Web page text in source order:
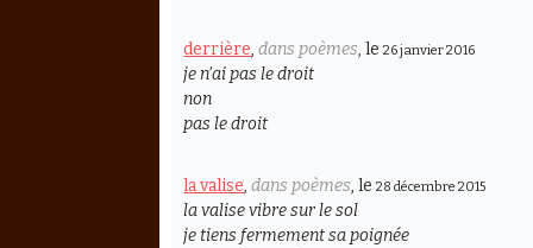
derrière,dans poèmes, le26 janvier 2016
je n’ai pas le droit
non
pas le droit
la valise,dans poèmes, le28 décembre 2015
la valise vibre sur le sol
je tiens fermement sa poignée